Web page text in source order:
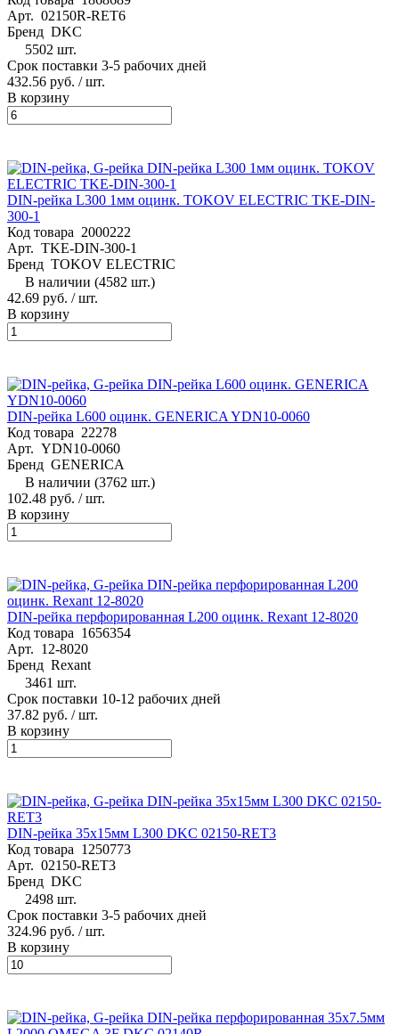
Арт. 02150R-RET6
Бренд DKC
5502 шт.
Срок поставки 3-5 рабочих дней
432.56 руб. / шт.
В корзину
DIN-рейка L300 1мм оцинк. TOKOV ELECTRIC TKE-DIN-
300-1
Код товара 2000222
Арт. TKE-DIN-300-1
Бренд TOKOV ELECTRIC
В наличии (4582 шт.)
42.69 руб. / шт.
В корзину
DIN-рейка L600 оцинк. GENERICA YDN10-0060
Код товара 22278
Арт. YDN10-0060
Бренд GENERICA
В наличии (3762 шт.)
102.48 руб. / шт.
В корзину
DIN-рейка перфорированная L200 оцинк. Rexant 12-8020
Код товара 1656354
Арт. 12-8020
Бренд Rexant
3461 шт.
Срок поставки 10-12 рабочих дней
37.82 руб. / шт.
В корзину
DIN-рейка 35х15мм L300 DKC 02150-RET3
Код товара 1250773
Арт. 02150-RET3
Бренд DKC
2498 шт.
Срок поставки 3-5 рабочих дней
324.96 руб. / шт.
В корзину